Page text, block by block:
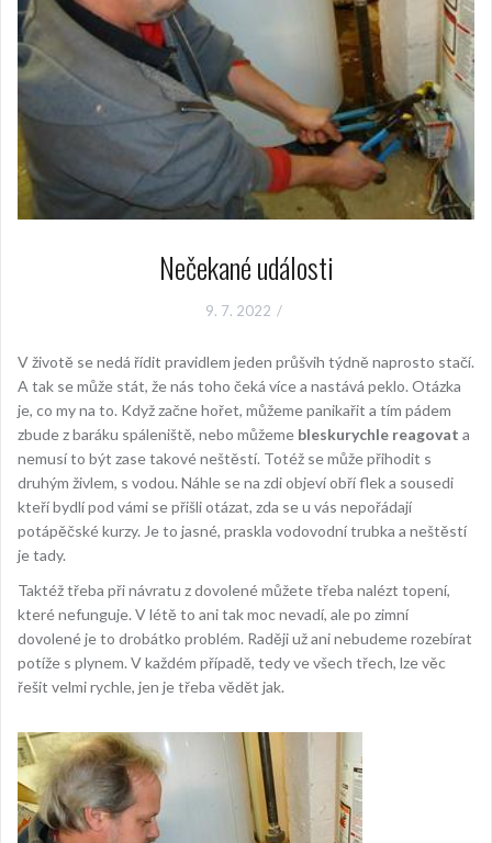
Nečekané události
9. 7. 2022
V životě se nedá řídit pravidlem jeden průšvih týdně naprosto stačí.
A tak se může stát, že nás toho čeká více a nastává peklo. Otázka
je, co my na to. Když začne hořet, můžeme panikařit a tím pádem
zbude z baráku spáleniště, nebo můžeme bleskurychle reagovat a
nemusí to být zase takové neštěstí. Totéž se může přihodit s
druhým živlem, s vodou. Náhle se na zdi objeví obří flek a sousedi
kteří bydlí pod vámi se přišli otázat, zda se u vás nepořádají
potápěčské kurzy. Je to jasné, praskla vodovodní trubka a neštěstí
je tady.
Taktéž třeba při návratu z dovolené můžete třeba nalézt topení,
které nefunguje. V létě to ani tak moc nevadí, ale po zimní
dovolené je to drobátko problém. Raději už ani nebudeme rozebírat
potíže s plynem. V každém případě, tedy ve všech třech, lze věc
řešit velmi rychle, jen je třeba vědět jak.